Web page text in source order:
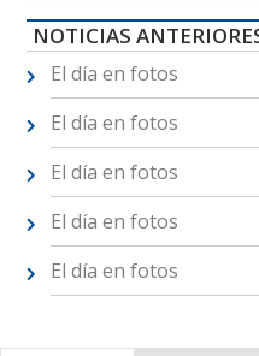
NOTICIAS
El día en fotos
El día en fotos
El día en fotos
El día en fotos
El día en fotos